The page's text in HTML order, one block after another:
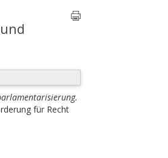
für Recht